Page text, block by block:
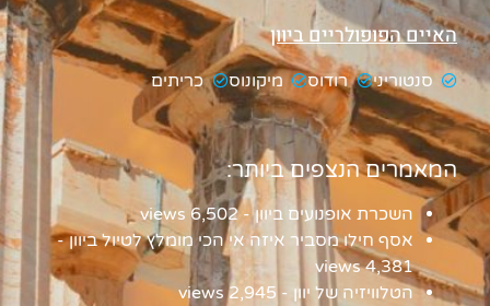
האיים הפופולריים ביוון
סנטוריני רודוס מיקונוס כריתים
המאמרים הנצפים ביותר:
השכרת אופנועים ביוון- 6,502 views
אסף חילו מסביר איזה אי הכי מומלץ לטיול ביוון-
4,381 views
הטלוויזיה של יוון - 2,945 views